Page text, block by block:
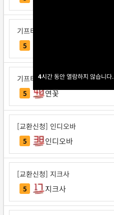
4시간 동안 열람하지 않습니다.
4시간 동안 열람하지 않습니다.
기프티콘 교환신청
5
기프티콘 교환신청
5 연꽃
[교환신청] 인디오바
5 인디오바
[교환신청] 지크사
5 지크사